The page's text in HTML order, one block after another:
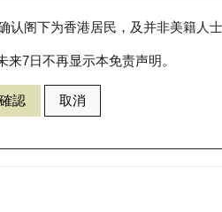
认阁下为香港居民，及并非美籍人
来7日不再显示本免责声明。
確認 取消
瑞银认购 HSI 恒
相关资产价格 25,668.03
6个月